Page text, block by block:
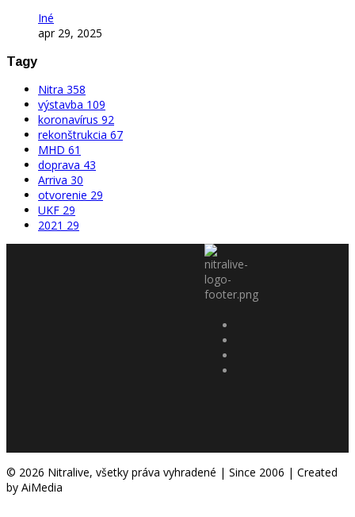
Iné
apr 29, 2025
Tagy
Nitra 358
výstavba 109
koronavírus 92
rekonštrukcia 67
MHD 61
doprava 43
Arriva 30
otvorenie 29
UKF 29
2021 29
© 2026 Nitralive, všetky práva vyhradené | Since 2006 | Created
by AiMedia